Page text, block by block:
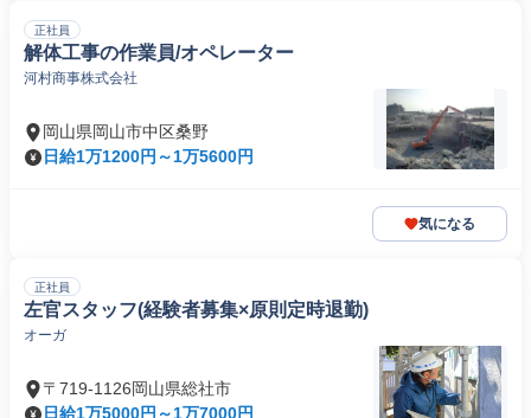
正社員
解体工事の作業員/オペレーター
河村商事株式会社
岡山県岡山市中区桑野
日給1万1200円～1万5600円
気になる
正社員
左官スタッフ(経験者募集×原則定時退勤)
オーガ
〒719-1126岡山県総社市
日給1万5000円～1万7000円